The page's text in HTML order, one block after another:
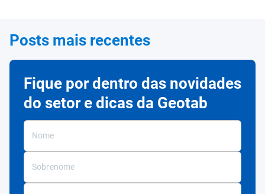
Posts mais recentes
Fique por dentro das novidades
do setor e dicas da Geotab